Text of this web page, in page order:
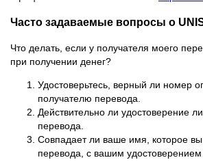
Часто задаваемые вопросы о
Что делать, если у получателя моего
при получении денег?
Удостоверьтесь, верный ли номер
получателю перевода.
Действительно ли удостоверение
перевода.
Совпадает ли ваше имя, которое вы
перевода, с вашим удостоверением